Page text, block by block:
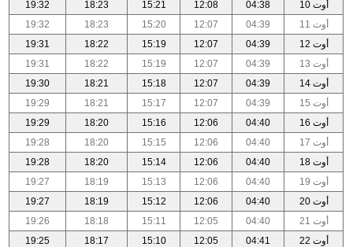
أوت 10
04:38
12:08
15:21
18:23
19:32
أوت 11
04:39
12:07
15:20
18:23
19:32
أوت 12
04:39
12:07
15:19
18:22
19:31
أوت 13
04:39
12:07
15:19
18:22
19:31
أوت 14
04:39
12:07
15:18
18:21
19:30
أوت 15
04:39
12:07
15:17
18:21
19:29
أوت 16
04:40
12:06
15:16
18:20
19:29
أوت 17
04:40
12:06
15:15
18:20
19:28
أوت 18
04:40
12:06
15:14
18:20
19:28
أوت 19
04:40
12:06
15:13
18:19
19:27
أوت 20
04:40
12:06
15:12
18:19
19:27
أوت 21
04:40
12:05
15:11
18:18
19:26
أوت 22
04:41
12:05
15:10
18:17
19:25